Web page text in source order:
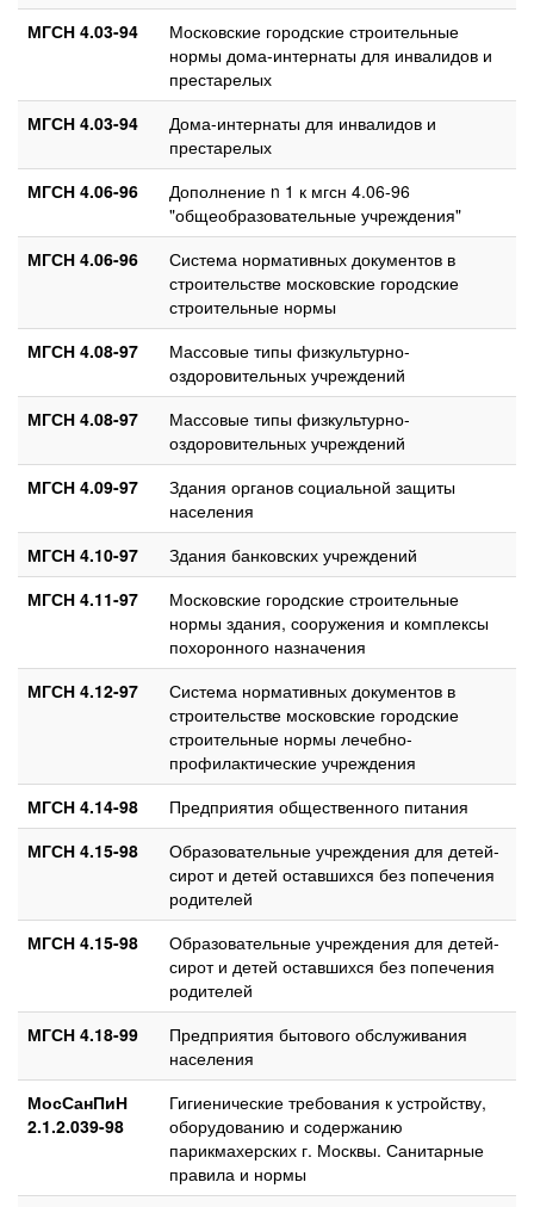
МГСН 4.03-94
Московские городские строительные
нормы дома-интернаты для инвалидов и
престарелых
МГСН 4.03-94
Дома-интернаты для инвалидов и
престарелых
МГСН 4.06-96
Дополнение n 1 к мгсн 4.06-96
"общеобразовательные учреждения"
МГСН 4.06-96
Система нормативных документов в
строительстве московские городские
строительные нормы
МГСН 4.08-97
Массовые типы физкультурно-
оздоровительных учреждений
МГСН 4.08-97
Массовые типы физкультурно-
оздоровительных учреждений
МГСН 4.09-97
Здания органов социальной защиты
населения
МГСН 4.10-97
Здания банковских учреждений
МГСН 4.11-97
Московские городские строительные
нормы здания, сооружения и комплексы
похоронного назначения
МГСН 4.12-97
Система нормативных документов в
строительстве московские городские
строительные нормы лечебно-
профилактические учреждения
МГСН 4.14-98
Предприятия общественного питания
МГСН 4.15-98
Образовательные учреждения для детей-
сирот и детей оставшихся без попечения
родителей
МГСН 4.15-98
Образовательные учреждения для детей-
сирот и детей оставшихся без попечения
родителей
МГСН 4.18-99
Предприятия бытового обслуживания
населения
МосСанПиН
2.1.2.039-98
Гигиенические требования к устройству,
оборудованию и содержанию
парикмахерских г. Москвы. Санитарные
правила и нормы